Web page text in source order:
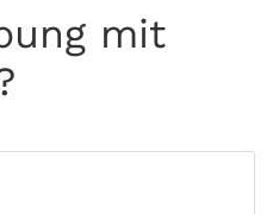
mit